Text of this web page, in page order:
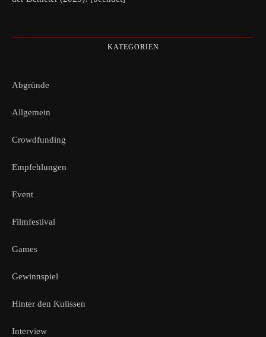
KATEGORIEN
Abgründe
Allgemein
Crowdfunding
Empfehlungen
Event
Filmfestival
Games
Gewinnspiel
Hinter den Kulissen
Interview